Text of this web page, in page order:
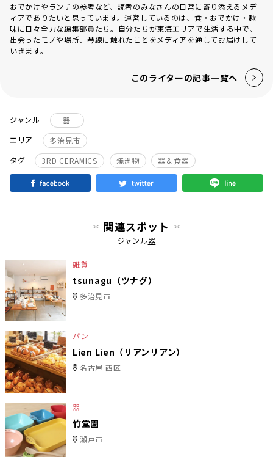
おでかけやランチの参考など、読者のみなさんの日常に寄り添えるメデ
ィアでありたいと思っています。運営しているのは、食・おでかけ・趣
味に日々全力な編集部員たち。自分たちが東海エリアで生活する中で、
出会ったモノや場所、琴線に触れたことをメディアを通してお届けして
いきます。
このライターの記事一覧へ
ジャンル
器
エリア
多治見市
タグ
3RD CERAMICS 焼き物 器＆食器
関連スポット
ジャンル器
雑貨
tsunagu（ツナグ）
多治見市
パン
Lien Lien（リアンリアン）
名古屋 西区
器
竹堂園
瀬戸市